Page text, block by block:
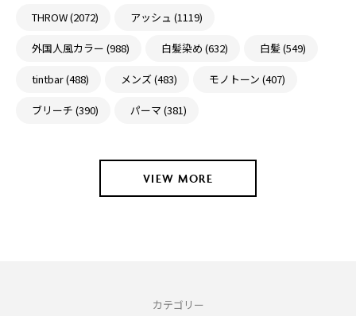
THROW (2072) アッシュ (1119)
外国人風カラー (988) 白髪染め (632) 白髪 (549)
tintbar (488) メンズ (483) モノトーン (407)
ブリーチ (390) パーマ (381)
VIEW MORE
カテゴリー